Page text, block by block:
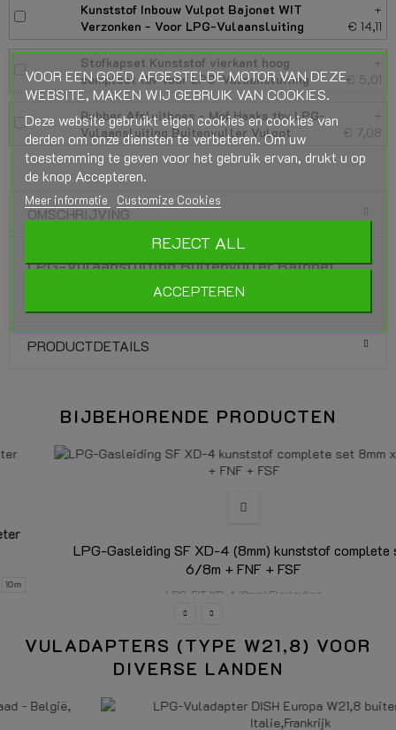
Kunststof Inbouw Vulpot Bajonet WIT
Verzonken - Voor LPG-Vulaansluiting
+
€ 14,11
Stofkapset Kunststof vierkant hoog
compleet tbv voor LPG-Vulaansluiting
+
€ 5,01
Rubber Afsluithoes - Mof Haaks tbv LPG-
Vulaansluiting Buitenvuller Vulpot
+
€ 7,08
OMSCHRIJVING
LPG-Vulaansluiting Buitenvuller Bajonet
Recht tbv 8mm aansluiting
PRODUCTDETAILS
BIJBEHORENDE PRODUCTEN
LPG-Gasleiding SF XD-4 (8mm) kunststof complete set
6/8m + FNF + FSF
LPG-FIT XD-4 (8mm) Flexleiding
6,0m
VULADAPTERS (TYPE W21,8) VOOR
DIVERSE LANDEN
VOOR EEN GOED AFGESTELDE MOTOR VAN DEZE
WEBSITE, MAKEN WIJ GEBRUIK VAN COOKIES.
Deze website gebruikt eigen cookies en cookies van
derden om onze diensten te verbeteren. Om uw
toestemming te geven voor het gebruik ervan, drukt u op
de knop Accepteren.
Meer informatie Customize Cookies
REJECT ALL
ACCEPTEREN